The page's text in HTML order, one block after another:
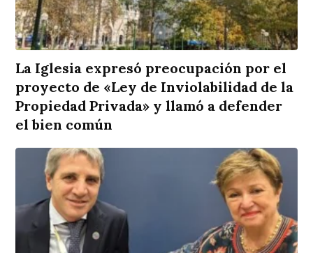
La Iglesia expresó preocupación por el
proyecto de «Ley de Inviolabilidad de la
Propiedad Privada» y llamó a defender
el bien común